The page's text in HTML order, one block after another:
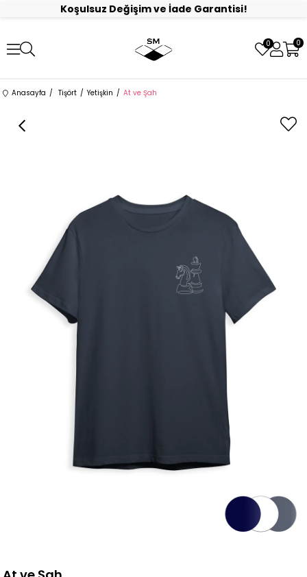
Koşulsuz Değişim ve İade Garantisi!
0 0
Anasayfa Tişört Yetişkin At ve Şah